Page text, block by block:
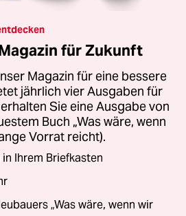
für Zukunft
Magazin für eine bessere
jährlich vier Ausgaben für
Sie eine Ausgabe von
Buch „Was wäre, wenn
Vorrat reicht).
Ihrem Briefkasten
„Was wäre, wenn wir